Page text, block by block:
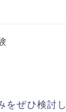
をぜひ検討し